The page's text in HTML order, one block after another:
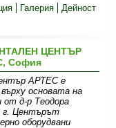
Галерия Дейност
ЦЕНТЪР
София
АРТЕС е
основата на
от д-р Теодора
г. Центърът
оборудвани